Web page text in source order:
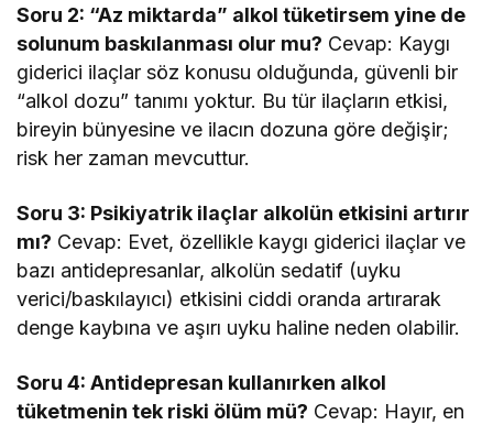
Soru 2: “Az miktarda” alkol tüketirsem yine de
solunum baskılanması olur mu? Cevap: Kaygı
giderici ilaçlar söz konusu olduğunda, güvenli bir
“alkol dozu” tanımı yoktur. Bu tür ilaçların etkisi,
bireyin bünyesine ve ilacın dozuna göre değişir;
risk her zaman mevcuttur.
Soru 3: Psikiyatrik ilaçlar alkolün etkisini artırır
mı? Cevap: Evet, özellikle kaygı giderici ilaçlar ve
bazı antidepresanlar, alkolün sedatif (uyku
verici/baskılayıcı) etkisini ciddi oranda artırarak
denge kaybına ve aşırı uyku haline neden olabilir.
Soru 4: Antidepresan kullanırken alkol
tüketmenin tek riski ölüm mü? Cevap: Hayır, en